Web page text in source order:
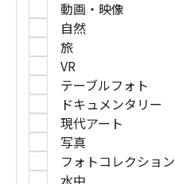
動画・映像
自然
旅
VR
テーブルフォト
ドキュメンタリー
現代アート
写真
フォトコレクション
水中